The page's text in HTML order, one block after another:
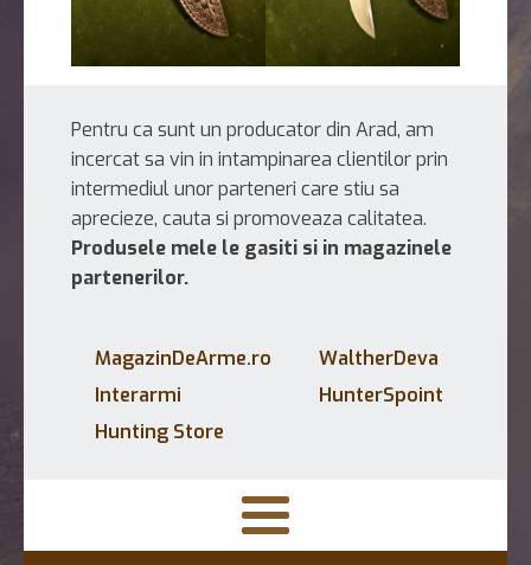
Pentru ca sunt un producator din Arad, am
incercat sa vin in intampinarea clientilor prin
intermediul unor parteneri care stiu sa
aprecieze, cauta si promoveaza calitatea.
Produsele mele le gasiti si in magazinele
partenerilor.
MagazinDeArme.ro
Interarmi
Hunting Store
WaltherDeva
HunterSpoint